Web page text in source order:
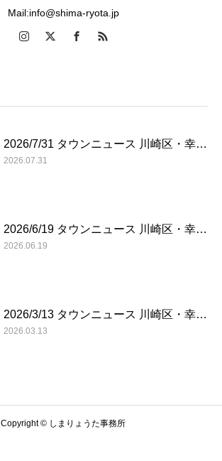
Mail:info@shima-ryota.jp
2026/7/31 タウンニュース 川崎区・幸…
2026.07.31
2026/6/19 タウンニュース 川崎区・幸…
2026.06.19
2026/3/13 タウンニュース 川崎区・幸…
2026.03.13
Copyright © しまりょうた事務所